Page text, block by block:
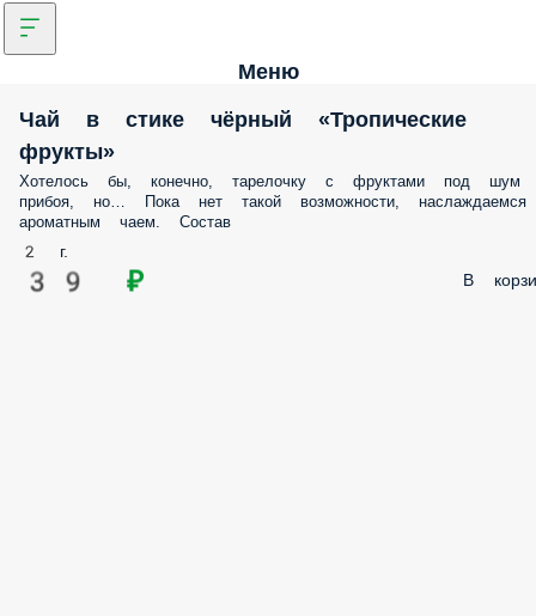
Меню
Чай в стике чёрный «Тропические
фрукты»
Хотелось бы, конечно, тарелочку с фруктами под шум
прибоя, но… Пока нет такой возможности, наслаждаемся
ароматным чаем. Состав
2 г.
39 ₽ В